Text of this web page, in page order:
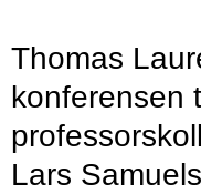
Thomas
konferensen
Lars